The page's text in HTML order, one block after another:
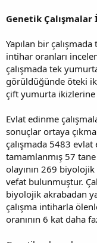
Genetik Çalışmalar
Yapılan bir
intihar oranları
çalışmada tek
görüldüğünde öteki
çift yumurta
Evlat edinme
sonuçlar ortaya
çalışmada 5483
tamamlanmış 57
olayının 269
vefat bulunmuştur.
biyolojik akrabadan
çalışma intiharla
oranının 6 kat daha